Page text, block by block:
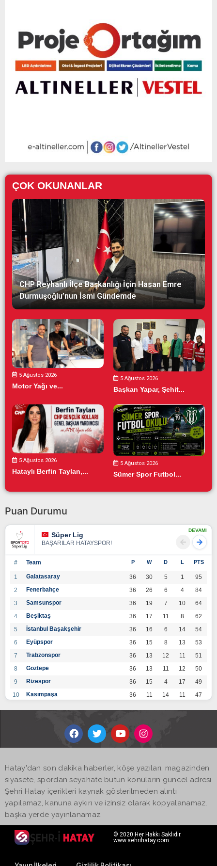
ÇOK OKUNANLAR
CHP Reyhanlı İlçe Başkanlığı İçin Hasan Emre
Durmuşoğlu’nun İsmi Gündemde
5 Ağustos 2026
Motor Yağı ve...
5 Ağustos 2026
Başkan Yapar, Şehit...
5 Ağustos 2026
Hataylı Berfin Taylan,...
5 Ağustos 2026
Sümer Spor Futbol...
Puan Durumu
Süper Lig
BAŞARILAR HATAYSPOR!
DEVAMI
# Team P W D L PTS
1 Galatasaray 36 30 5 1
95
2
Fenerbahçe 36 26 6 4
84
3
Samsunspor 36 19 7 10
64
4
Beşiktaş 36 17 11 8
62
5
İstanbul Başakşehir 36 16 6 14
54
6
Eyüpspor 36 15 8 13
53
7
Trabzonspor 36 13 12 11
51
8
Göztepe 36 13 11 12
50
9
Rizespor 36 15 4 17
49
10
Kasımpaşa 36 11 14 11
47
36 12
14
Kayserispor 36 11 12 13
45
17
Hatayspor 36
19
Adana Demirspor
Hatay'dan son dakika haberler, köşe yazıları, magazinden
siyasete, spordan seyahate bütün konuların güncel adresi
Şehri Hatay içerikleri kaynak gösterilmeden alıntı
yapılamaz, kanuna aykırı ve izinsiz olarak kopyalanamaz,
başka yerde yayınlanamaz.
© 2020 Her Hakkı Saklıdır.
www.sehrihatay.com